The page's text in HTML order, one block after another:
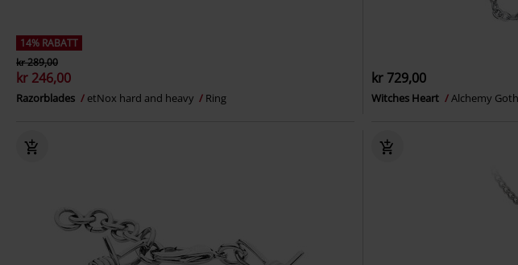
14% RABATT
kr 289,00
kr 246,00
Razorblades etNox hard and heavy Ring
kr 729,00
Witches Heart Alchemy